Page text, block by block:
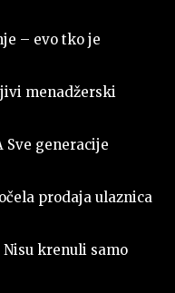
– evo tko je
menadžerski
Sve generacije
prodaja ulaznica
Nisu krenuli samo